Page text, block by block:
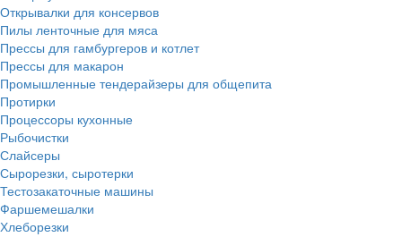
Открывалки для консервов
Пилы ленточные для мяса
Прессы для гамбургеров и котлет
Прессы для макарон
Промышленные тендерайзеры для общепита
Протирки
Процессоры кухонные
Рыбочистки
Слайсеры
Сырорезки, сыротерки
Тестозакаточные машины
Фаршемешалки
Хлеборезки